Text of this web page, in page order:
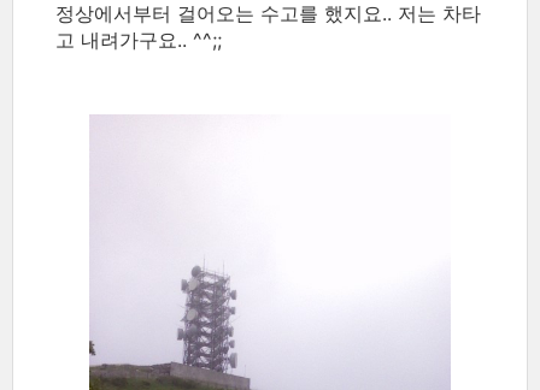
정상에서부터 걸어오는 수고를 했지요.. 저는 차타
고 내려가구요.. ^^;;